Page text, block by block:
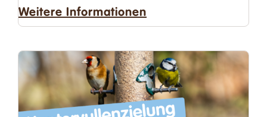
Weitere Informationen